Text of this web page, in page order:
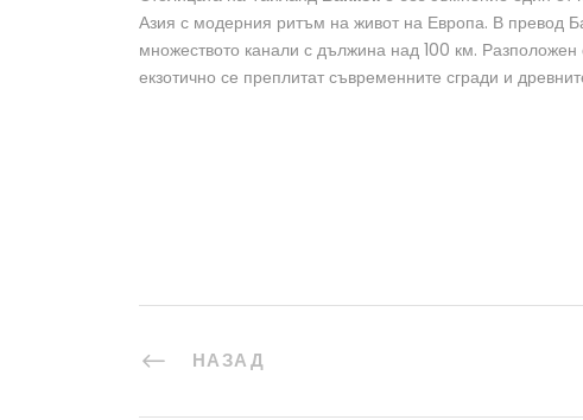
Азия с модерния ритъм на живот на Европа. В превод
множеството канали с дължина над 100 км.
екзотично се преплитат съвременните сгради и
НАЗАД